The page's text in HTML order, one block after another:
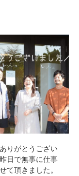
りがとうござい
日で無事に仕事
て頂きました。⁡